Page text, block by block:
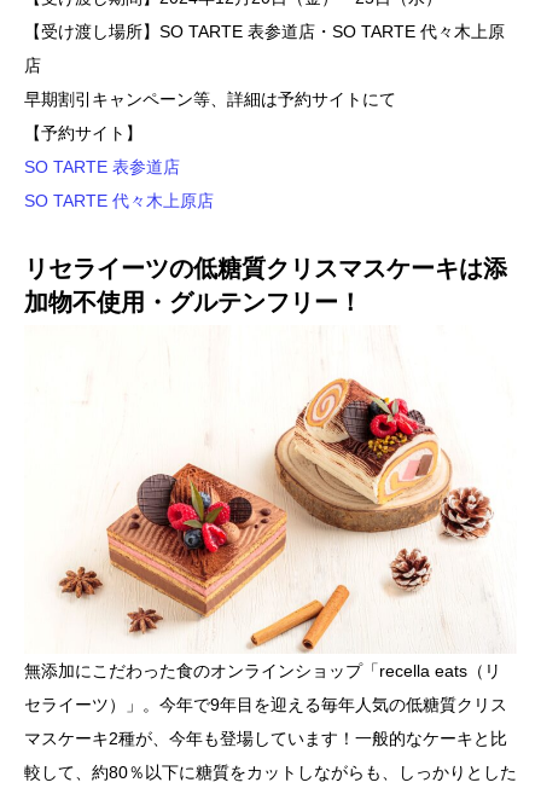
【受け渡し場所】SO TARTE 表参道店・SO TARTE 代々木上原
店
早期割引キャンペーン等、詳細は予約サイトにて
【予約サイト】
SO TARTE 表参道店
SO TARTE 代々木上原店
リセライーツの低糖質クリスマスケーキは添
加物不使用・グルテンフリー！
無添加にこだわった食のオンラインショップ「recella eats（リ
セライーツ）」。今年で9年目を迎える毎年人気の低糖質クリス
マスケーキ2種が、今年も登場しています！一般的なケーキと比
較して、約80％以下に糖質をカットしながらも、しっかりとした